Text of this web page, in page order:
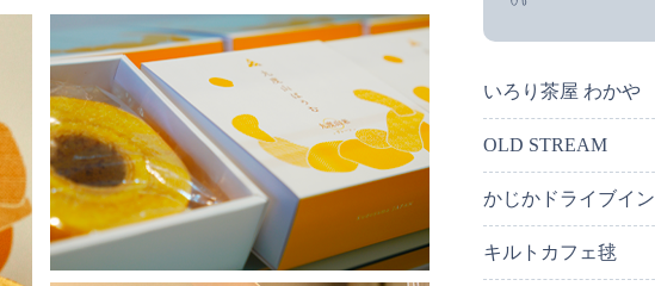
いろり茶屋 わかや
OLD STREAM
かじかドライブイン
キルトカフェ毬